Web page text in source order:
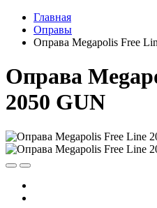
Главная
Оправы
Оправа Megapolis Free
Оправа
2050 GUN